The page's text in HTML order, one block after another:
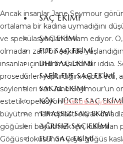
SAÇ EKIMI
SAÇ EKIMI
FUE SAÇ EKIMI
DHI SAÇ EKIMI
SAFIR FUE SAÇ EKIMI
SAKAL EKIMI
KÖK HÜCRE SAÇ EKIMI
TIRAŞSIZ SAÇ EKIMI
AĞRISIZ SAÇ EKIMI
FUT SAÇ EKIMI
Ancak insanlar Jane Seymour
ortalama bir kadına uymadığını
ve spekülasyonlar devam ediyor.
olmadan zarif bir şekilde
insanlar için inanması zor bir iddia.
prosedürleri yaptırdığını kabul
söylentileri var. Jane Seymour’un
estetik operasyonmeme büyütme
büyütme mamoplasti olarak da
göğüsleri büyütmek için kullanılan
Göğüs dokusunun veya göğüs